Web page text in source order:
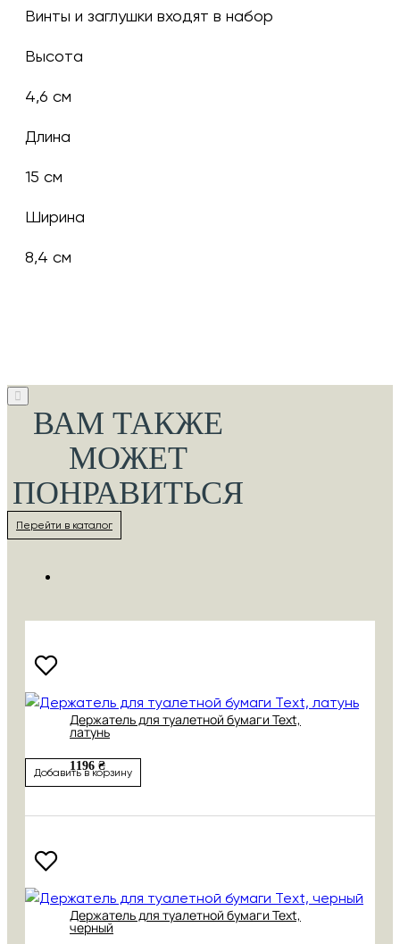
Винты и заглушки входят в набор
Высота
4,6 см
Длина
15 см
Ширина
8,4 см
ВАМ ТАКЖЕ
МОЖЕТ
ПОНРАВИТЬСЯ
Перейти в каталог
Держатель для туалетной бумаги Text,
латунь
1196 ₴
Добавить в корзину
Держатель для туалетной бумаги Text,
черный